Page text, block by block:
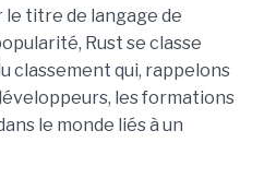
le titre de langage de
Rust se classe
classement qui, rappelons
les formations
le monde liés à un